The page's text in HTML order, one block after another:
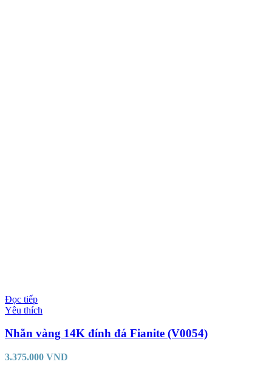
Đọc tiếp
Yêu thích
Nhẫn vàng 14K đính đá Fianite (V0054)
3.375.000 VND